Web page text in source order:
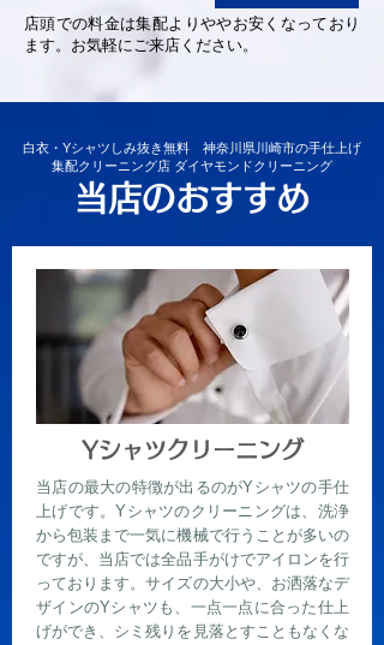
店頭での料金は集配よりややお安くなっており
ます。お気軽にご来店ください。
白衣・Yシャツしみ抜き無料 神奈川県川崎市の手仕上げ
集配クリーニング店 ダイヤモンドクリーニング
当店のおすすめ
Yシャツクリーニング
当店の最大の特徴が出るのがYシャツの手仕
上げです。Yシャツのクリーニングは、洗浄
から包装まで一気に機械で行うことが多いの
ですが、当店では全品手がけでアイロンを行
っております。サイズの大小や、お洒落なデ
ザインのYシャツも、一点一点に合った仕上
げができ、シミ残りを見落とすこともなくな